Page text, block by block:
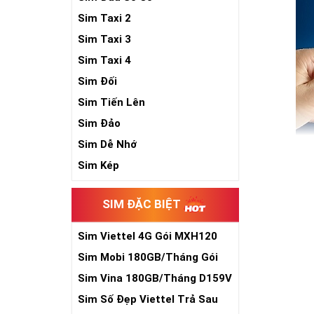
Sim Taxi 2
Sim Taxi 3
Sim Taxi 4
Sim Đối
Sim Tiến Lên
Sim Đảo
Sim Dễ Nhớ
Sim Kép
SIM ĐẶC BIỆT
Sim Viettel 4G Gói MXH120
Siêu Rẻ
Sim Mobi 180GB/Tháng Gói
TK159
Sim Vina 180GB/Tháng D159V
Sim Số Đẹp Viettel Trả Sau